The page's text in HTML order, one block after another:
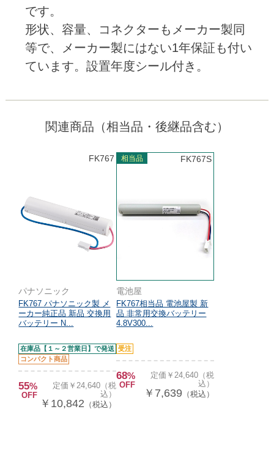
です。
形状、容量、コネクターもメーカー製同
等で、メーカー製にはない1年保証も付い
ています。設置年度シール付き。
関連商品（相当品・後継品含む）
FK767
パナソニック
FK767 パナソニック製 メ
ーカー純正品 新品 交換用
バッテリー N...
在庫品【１～２営業日】で発送
コンパクト商品
55%
OFF
定価￥24,640（税
込）
￥10,842 （税込）
相当品 FK767S
電池屋
FK767相当品 電池屋製 新
品 非常用交換バッテリー
4.8V300...
受注
68%
OFF
定価￥24,640（税
込）
￥7,639 （税込）